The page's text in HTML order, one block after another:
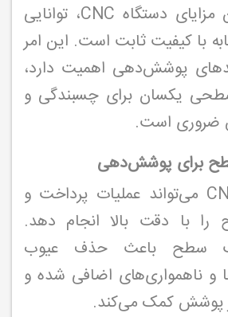
یکی از بزرگ‌ترین مزایای دستگاه CNC، توانایی
با کیفیت ثابت است. این امر
پوشش‌دهی اهمیت دارد،
یکسان برای چسبندگی و
ضروری است.
ماشینکاری با CNC می‌تواند عملیات پرداخت و
را با دقت بالا انجام دهد.
سطح باعث حذف عیوب
ناهمواری‌های اضافی شده و
پوشش کمک می‌کند.